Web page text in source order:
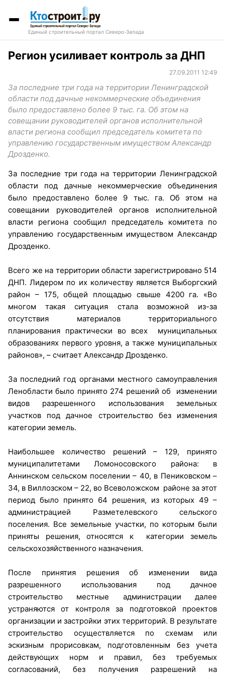
Единый строительный портал Северо-Запада
Регион усиливает контроль за ДНП
27.09.2011 12:49
За последние три года на территории Ленинградской
области под дачные некоммерческие объединения
было предоставлено более 9 тыс. га. Об этом на
совещании руководителей органов исполнительной
власти региона сообщил председатель комитета по
управлению государственным имуществом Александр
Дрозденко.
За последние три года на территории Ленинградской
области под дачные некоммерческие объединения
было предоставлено более 9 тыс. га. Об этом на
совещании руководителей органов исполнительной
власти региона сообщил председатель комитета по
управлению государственным имуществом Александр
Дрозденко.
Всего же на территории области зарегистрировано 514
ДНП. Лидером по их количеству является Выборгский
район – 175, общей площадью свыше 4200 га. «Во
многом такая ситуация стала возможной из-за
отсутствия материалов территориального
планирования практически во всех муниципальных
образованиях первого уровня, а также муниципальных
районов», – считает Александр Дрозденко.
За последний год органами местного самоуправления
Ленобласти было принято 274 решений об изменении
видов разрешенного использования земельных
участков под дачное строительство без изменения
категории земель.
Наибольшее количество решений – 129, принято
муниципалитетами Ломоносовского района: в
Аннинском сельском поселении – 40, в Пениковском –
34, в Виллозском – 22, во Всеволожском районе за этот
период было принято 64 решения, из которых 49 –
администрацией Разметелевского сельского
поселения. Все земельные участки, по которым были
приняты решения, относятся к категории земель
сельскохозяйственного назначения.
После принятия решения об изменении вида
разрешенного использования под дачное
строительство местные администрации далее
устраняются от контроля за подготовкой проектов
организации и застройки этих территорий. В результате
строительство осуществляется по схемам или
эскизным прорисовкам, подготовленным без учета
действующих норм и правил, без требуемых
согласований, без получения разрешений на